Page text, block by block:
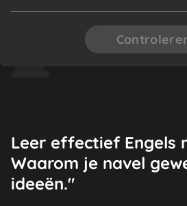
Leer effectief Engels
Waarom je navel
ideeën."